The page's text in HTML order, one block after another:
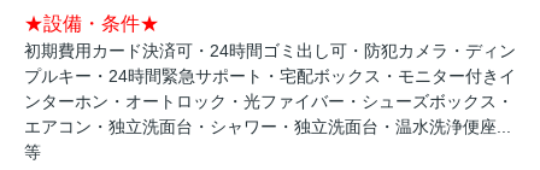
★設備・条件★
初期費用カード決済可・24時間ゴミ出し可・防犯カメラ・ディン
プルキー・24時間緊急サポート・宅配ボックス・モニター付きイ
ンターホン・オートロック・光ファイバー・シューズボックス・
エアコン・独立洗面台・シャワー・独立洗面台・温水洗浄便座...
等